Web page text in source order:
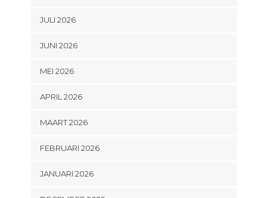
JULI 2026
JUNI 2026
MEI 2026
APRIL 2026
MAART 2026
FEBRUARI 2026
JANUARI 2026